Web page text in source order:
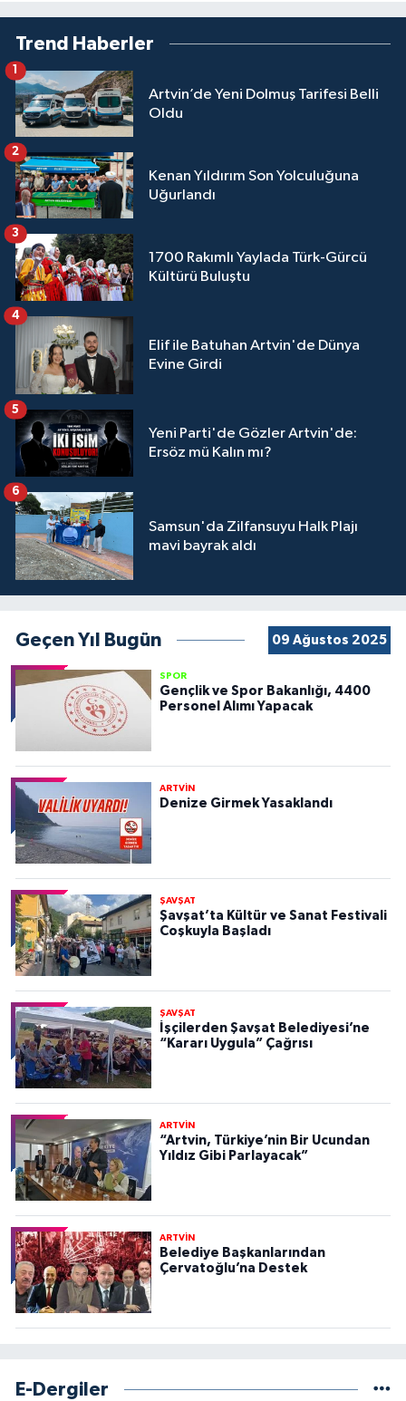
Trend Haberler
Artvin’de Yeni Dolmuş Tarifesi Belli
Oldu
Kenan Yıldırım Son Yolculuğuna
Uğurlandı
2
1700 Rakımlı Yaylada Türk-Gürcü
Kültürü Buluştu
3
Elif ile Batuhan Artvin'de Dünya
Evine Girdi
4
Yeni Parti'de Gözler Artvin'de:
Ersöz mü Kalın mı?
5
Samsun'da Zilfansuyu Halk Plajı
mavi bayrak aldı
6
Geçen Yıl Bugün 09 Ağustos 2025
SPOR
Gençlik ve Spor Bakanlığı, 4400
Personel Alımı Yapacak
ARTVİN
Denize Girmek Yasaklandı
ŞAVŞAT
Şavşat’ta Kültür ve Sanat Festivali
Coşkuyla Başladı
ŞAVŞAT
İşçilerden Şavşat Belediyesi’ne
“Kararı Uygula” Çağrısı
ARTVİN
“Artvin, Türkiye’nin Bir Ucundan
Yıldız Gibi Parlayacak”
ARTVİN
Belediye Başkanlarından
Çervatoğlu’na Destek
E-Dergiler